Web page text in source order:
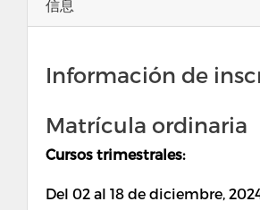
信息
Información de
Matrícula ordinaria
Cursos trimestrales:
Del 02 al 18 de diciembre,